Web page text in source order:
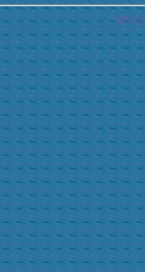
NPO